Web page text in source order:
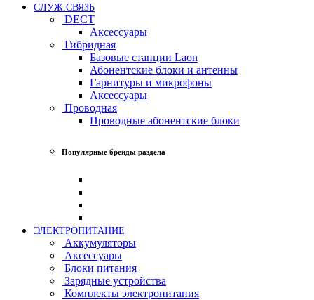
СЛУЖ.СВЯЗЬ
DECT
Аксессуары
Гибридная
Базовые станции Laon
Абонентские блоки и антенны
Гарнитуры и микрофоны
Аксессуары
Проводная
Проводные абонентские блоки
Популярные бренды раздела
ЭЛЕКТРОПИТАНИЕ
Аккумуляторы
Аксессуары
Блоки питания
Зарядные устройства
Комплекты электропитания